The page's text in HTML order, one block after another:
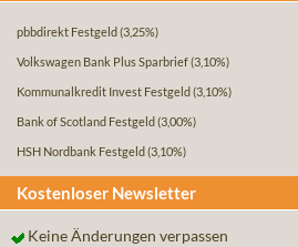
pbbdirekt Festgeld (3,25%)
Volkswagen Bank Plus Sparbrief(3,10%)
Kommunalkredit Invest Festgeld (3,10%)
Bank of Scotland Festgeld (3,00%)
HSH Nordbank Festgeld (3,10%)
Kostenloser Newsletter
Keine Änderungen verpassen